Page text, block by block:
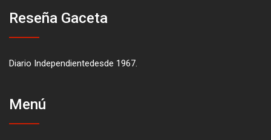
Reseña Gaceta
Diario Independientedesde 1967.
Menú